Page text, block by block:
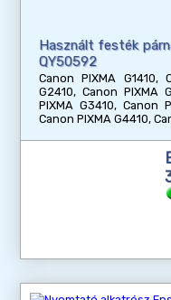
Használt festék
QY50592
Canon PIXMA G1410,
G2410, Canon PIXMA
PIXMA G3410, Canon
Canon PIXMA G4410,